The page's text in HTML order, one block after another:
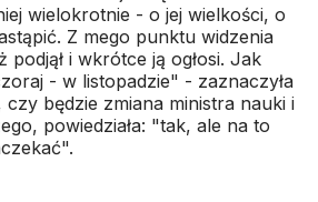
wielokrotnie - o jej wielkości, o
Z mego punktu widzenia
podjął i wkrótce ją ogłosi. Jak
- w listopadzie" - zaznaczyła
czy będzie zmiana ministra nauki i
powiedziała: "tak, ale na to